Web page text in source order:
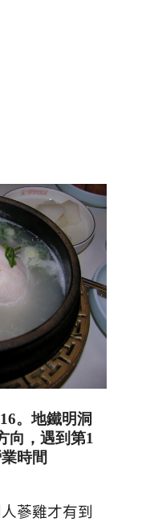
。地鐵明洞
向，遇到第1
時間
蔘雞才有到